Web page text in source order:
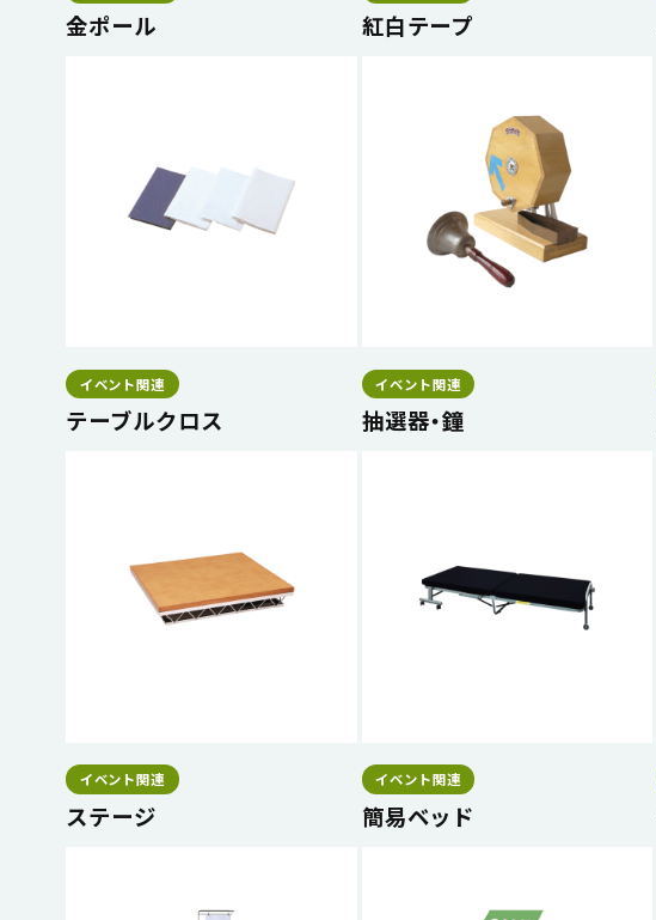
金ポール 紅白テープ
イベント関連
テーブルクロス
イベント関連
抽選器・鐘
イベント関連
ステージ
イベント関連
簡易ベッド